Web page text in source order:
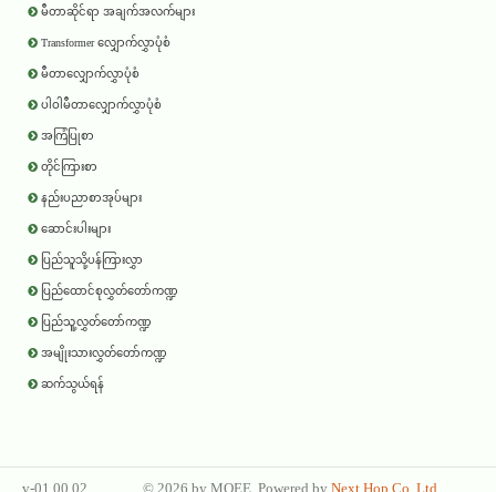
မီတာဆိုင်ရာ အချက်အလက်များ
Transformer လျှောက်လွှာပုံစံ
မီတာလျှောက်လွှာပုံစံ
ပါဝါမီတာလျှောက်လွှာပုံစံ
အကြံပြုစာ
တိုင်ကြားစာ
နည်းပညာစာအုပ်များ
ဆောင်းပါးများ
ပြည်သူသို့ပန်ကြားလွှာ
ပြည်ထောင်စုလွှတ်တော်ကဏ္ဍ
ပြည်သူ့လွှတ်တော်ကဏ္ဍ
အမျိုးသားလွှတ်တော်ကဏ္ဍ
ဆက်သွယ်ရန်
v-01.00.02 © 2026 by MOEE . Powered by Next Hop Co.,Ltd